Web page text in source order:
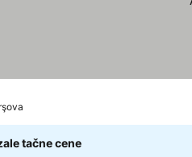
tačne cene